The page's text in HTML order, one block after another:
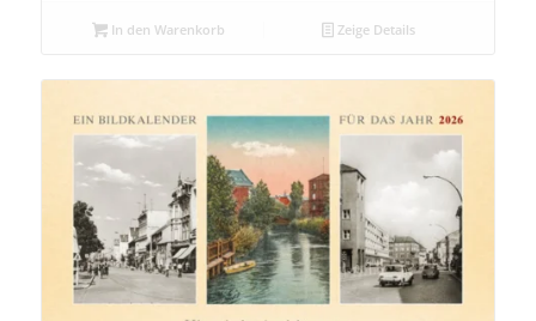
In den Warenkorb Zeige Details